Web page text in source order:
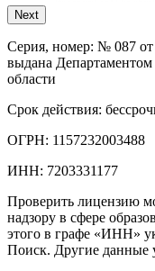
Next
Серия, номер: № 087 от
выдана
области
Срок действия:
ОГРН: 1157232003488
ИНН: 7203331177
Проверить лицензию
надзору в сфере
этого в графе «ИНН»
Поиск. Другие данные